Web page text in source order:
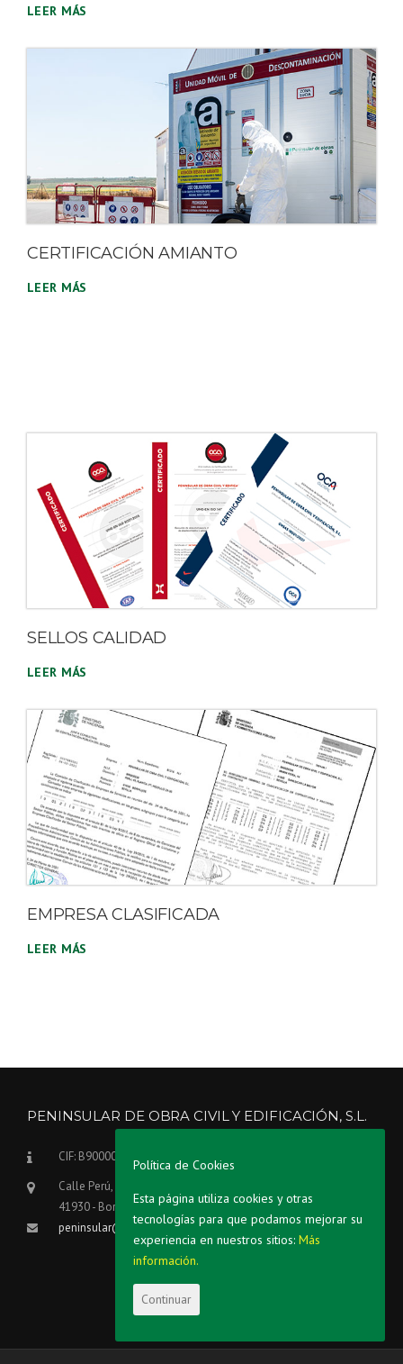
LEER MÁS
CERTIFICACIÓN AMIANTO
LEER MÁS
SELLOS CALIDAD
LEER MÁS
EMPRESA CLASIFICADA
LEER MÁS
PENINSULAR DE OBRA CIVIL Y EDIFICACIÓN, S.L.
CIF: B90000258
Calle Perú, 49, planta 1ª, módulo 29-30
41930 - Bormujos (Sevilla)
peninsular@peninsulardeobras.es
Política de Cookies
Esta página utiliza cookies y otras
tecnologías para que podamos mejorar su
experiencia en nuestros sitios: Más
información.
Continuar